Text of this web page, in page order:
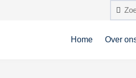
Home Over